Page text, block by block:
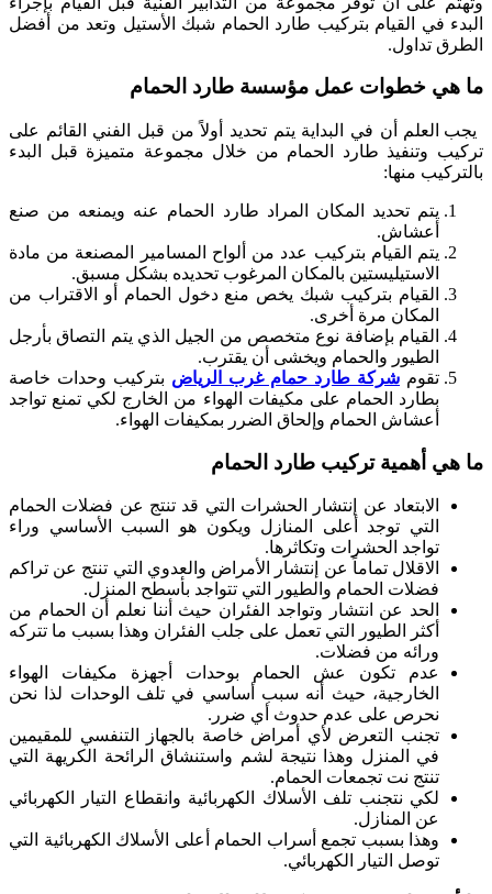
البدء في القيام بتركيب طارد الحمام شبك الأستيل وتعد من أفضل
الطرق تداول.
ما هي خطوات عمل مؤسسة طارد الحمام
يجب العلم أن في البداية يتم تحديد أولاً من قبل الفني القائم على
تركيب وتنفيذ طارد الحمام من خلال مجموعة متميزة قبل البدء
بالتركيب منها:
يتم تحديد المكان المراد طارد الحمام عنه ويمنعه من صنع
أعشاش.
يتم القيام بتركيب عدد من ألواح المسامير المصنعة من مادة
الاستيليستين بالمكان المرغوب تحديده بشكل مسبق.
القيام بتركيب شبك يخص منع دخول الحمام أو الاقتراب من
المكان مرة أخرى.
القيام بإضافة نوع متخصص من الجيل الذي يتم التصاق بأرجل
الطيور والحمام ويخشى أن يقترب.
تقوم شركة طارد حمام غرب الرياض بتركيب وحدات خاصة
بطارد الحمام على مكيفات الهواء من الخارج لكي تمنع تواجد
أعشاش الحمام وإلحاق الضرر بمكيفات الهواء.
ما هي أهمية تركيب طارد الحمام
الابتعاد عن إنتشار الحشرات التي قد تنتج عن فضلات الحمام
التي توجد أعلى المنازل ويكون هو السبب الأساسي وراء
تواجد الحشرات وتكاثرها.
الاقلال تماماً عن إنتشار الأمراض والعدوي التي تنتج عن تراكم
فضلات الحمام والطيور التي تتواجد بأسطح المنزل.
الحد عن انتشار وتواجد الفئران حيث أننا نعلم أن الحمام من
أكثر الطيور التي تعمل على جلب الفئران وهذا بسبب ما تتركه
ورائه من فضلات.
عدم تكون عش الحمام بوحدات أجهزة مكيفات الهواء
الخارجية، حيث أنه سبب أساسي في تلف الوحدات لذا نحن
نحرص على عدم حدوث أي ضرر.
تجنب التعرض لأي أمراض خاصة بالجهاز التنفسي للمقيمين
في المنزل وهذا نتيجة لشم واستنشاق الرائحة الكريهة التي
تنتج نت تجمعات الحمام.
لكي نتجنب تلف الأسلاك الكهربائية وانقطاع التيار الكهربائي
عن المنازل.
وهذا بسبب تجمع أسراب الحمام أعلى الأسلاك الكهربائية التي
توصل التيار الكهربائي.